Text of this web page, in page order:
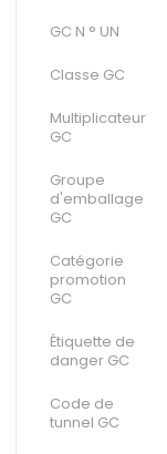
GC N ° UN
Classe GC
Multiplicateur
GC
Groupe
d'emballage
GC
Catégorie
promotion
GC
Étiquette de
danger GC
Code de
tunnel GC